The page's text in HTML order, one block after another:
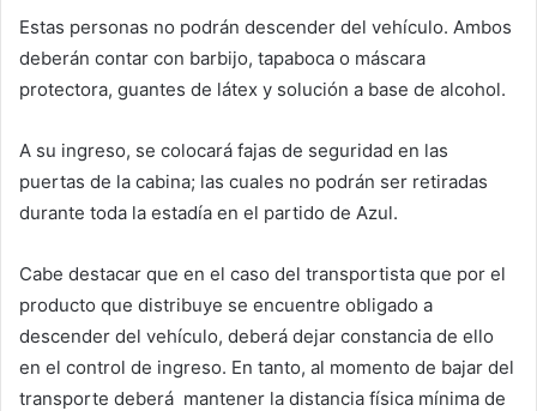
Estas personas no podrán descender del vehículo. Ambos
deberán contar con barbijo, tapaboca o máscara
protectora, guantes de látex y solución a base de alcohol.
A su ingreso, se colocará fajas de seguridad en las
puertas de la cabina; las cuales no podrán ser retiradas
durante toda la estadía en el partido de Azul.
Cabe destacar que en el caso del transportista que por el
producto que distribuye se encuentre obligado a
descender del vehículo, deberá dejar constancia de ello
en el control de ingreso. En tanto, al momento de bajar del
transporte deberá mantener la distancia física mínima de